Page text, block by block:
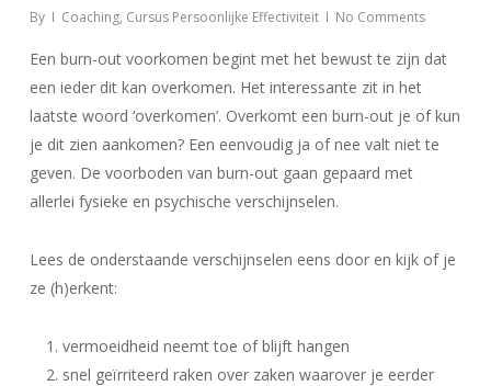
By Coaching, Cursus Persoonlijke Effectiviteit No Comments
Een burn-out voorkomen begint met het bewust te zijn dat
een ieder dit kan overkomen. Het interessante zit in het
laatste woord ‘overkomen’. Overkomt een burn-out je of kun
je dit zien aankomen? Een eenvoudig ja of nee valt niet te
geven. De voorboden van burn-out gaan gepaard met
allerlei fysieke en psychische verschijnselen.
Lees de onderstaande verschijnselen eens door en kijk of je
ze (h)erkent:
vermoeidheid neemt toe of blijft hangen
snel geïrriteerd raken over zaken waarover je eerder